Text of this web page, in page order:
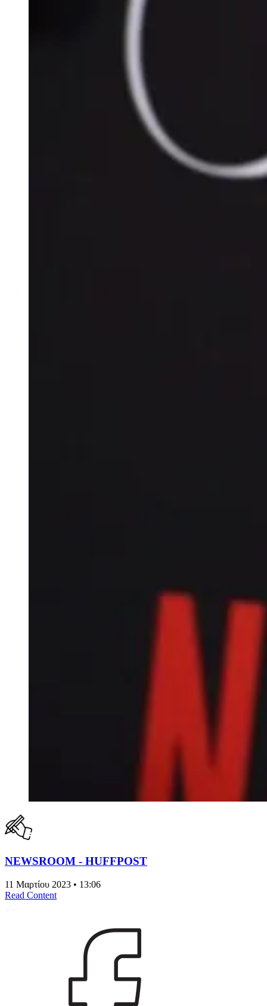
NEWSROOM - HUFFPOST
11 Μαρτίου 2023 • 13:06
Read Content